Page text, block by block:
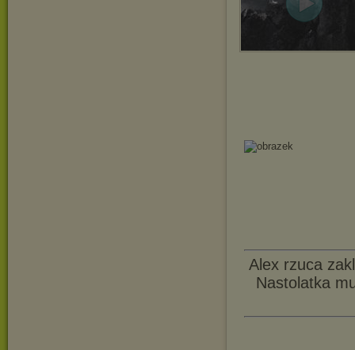
Alex rzuca
Nastolatka